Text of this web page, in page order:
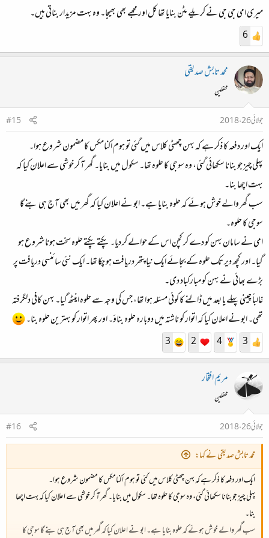
میری امی جی جی نے کریلے مٹن بنایا تھا کل اور مجھے بھی بھیجا۔ وہ بہت مزیدار بناتی ہیں۔
6
محمد تابش صدیقی
محفلین
جولائی 26، 2018
#15
ایک اور دفعہ کا ذکر ہے کہ بہن چھٹی کلاس میں گئی تو ہوم اکنامکس کا مضمون شروع ہوا۔
پہلی چیز جو بنانا سکھائی گئی، وہ سوجی کا حلوہ تھا۔ سکول میں بنایا۔ گھر آ کر خوشی سے اعلان کیا کہ
بہت اچھا بنا۔
سب گھر والے خوش ہوئے کہ حلوہ بنایا ہے۔ ابو نے اعلان کیا کہ گھر میں بھی آج ہی بنے گا
سوجی کا حلوہ۔
امی نے سامان بہن کو دے کر کچن اس کے حوالے کر دیا۔ پکتے پکتے حلوہ سخت ہونا شروع ہو
گیا۔ اور کچھ دیر تک حلوہ کے بجائے ایک نیا پتھر دریافت ہو چکا تھا۔ ایک نئی سائنسی دریافت پر
بڑے بھائی نے بہن کو مبارکباد دی۔
غالباً چینی پہلے یا بعد میں ڈالنے کا کوئی مسئلہ ہوا تھا، جس کی وجہ سے حلوہ اینٹھ گیا۔ بہن کافی دلگرفتہ
تھی۔ ابو نے اعلان کیا کہ اتوار کو ناشتہ میں دوبارہ حلوہ بناؤ۔ اور پھر اتوار کو بہترین حلوہ بنا۔
3
4
2
3
مریم افتخار
محفلین
جولائی 26، 2018
#16
محمد تابش صدیقی نے کہا:
ایک اور دفعہ کا ذکر ہے کہ بہن چھٹی کلاس میں گئی تو ہوم اکنامکس کا مضمون شروع ہوا۔
پہلی چیز جو بنانا سکھائی گئی، وہ سوجی کا حلوہ تھا۔ سکول میں بنایا۔ گھر آ کر خوشی سے اعلان کیا کہ بہت اچھا
بنا۔
سب گھر والے خوش ہوئے کہ حلوہ بنایا ہے۔ ابو نے اعلان کیا کہ گھر میں بھی آج ہی بنے گا سوجی کا